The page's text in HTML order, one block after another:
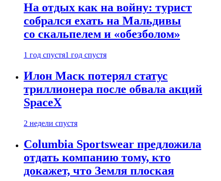
На отдых как на войну: турист
собрался ехать на Мальдивы
со скальпелем и «обезболом»
1 год спустя1 год спустя
Илон Маск потерял статус
триллионера после обвала акций
SpaceX
2 недели спустя
Columbia Sportswear предложила
отдать компанию тому, кто
докажет, что Земля плоская